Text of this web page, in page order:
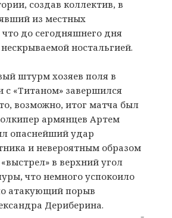
создав коллектив, в
из местных
до сегодняшнего дня
ностальгией.
штурм хозяев поля в
с «Титаном» завершился
возможно, итог матча был
армянцев Артем
опаснейший удар
и невероятным образом
в верхний угол
что немного успокоило
атакующий порыв
Дериберина.